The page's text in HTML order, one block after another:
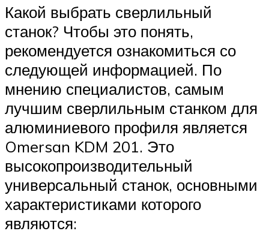
Какой выбрать сверлильный
станок? Чтобы это понять,
рекомендуется ознакомиться со
следующей информацией. По
мнению специалистов, самым
лучшим сверлильным станком для
алюминиевого профиля является
Omersan KDM 201. Это
высокопроизводительный
универсальный станок, основными
характеристиками которого
являются: